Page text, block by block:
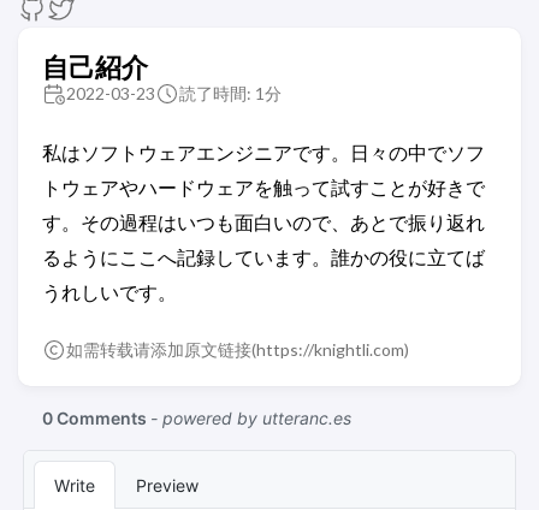
自己紹介
2022-03-23 読了時間: 1分
私はソフトウェアエンジニアです。日々の中でソフ
トウェアやハードウェアを触って試すことが好きで
す。その過程はいつも面白いので、あとで振り返れ
るようにここへ記録しています。誰かの役に立てば
うれしいです。
如需转载请添加原文链接(https://knightli.com)